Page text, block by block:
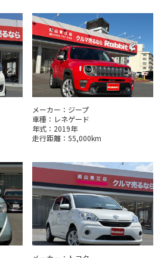
メーカー：ジープ
車種：レネゲード
年式：2019年
走行距離：55,000km